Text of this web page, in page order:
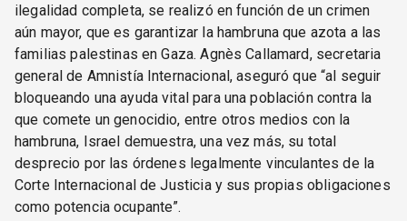
ilegalidad completa, se realizó en función de un crimen
aún mayor, que es garantizar la hambruna que azota a las
familias palestinas en Gaza. Agnès Callamard, secretaria
general de Amnistía Internacional, aseguró que “al seguir
bloqueando una ayuda vital para una población contra la
que comete un genocidio, entre otros medios con la
hambruna, Israel demuestra, una vez más, su total
desprecio por las órdenes legalmente vinculantes de la
Corte Internacional de Justicia y sus propias obligaciones
como potencia ocupante”.